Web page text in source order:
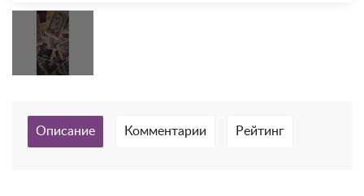
Описание Комментарии Рейтинг